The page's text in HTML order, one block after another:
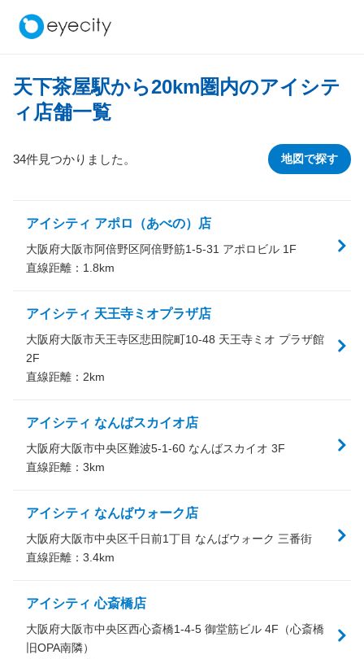
天下茶屋駅から20km圏内のアイシテ
ィ店舗一覧
地図で探す
34件見つかりました。
アイシティ アポロ（あべの）店
大阪府大阪市阿倍野区阿倍野筋1-5-31 アポロビル 1F
直線距離： 1.8km
アイシティ 天王寺ミオプラザ店
大阪府大阪市天王寺区悲田院町10-48 天王寺ミオ プラザ館
2F
直線距離： 2km
アイシティ なんばスカイオ店
大阪府大阪市中央区難波5-1-60 なんばスカイオ 3F
直線距離： 3km
アイシティ なんばウォーク店
大阪府大阪市中央区千日前1丁目 なんばウォーク 三番街
直線距離： 3.4km
アイシティ 心斎橋店
大阪府大阪市中央区西心斎橋1-4-5 御堂筋ビル 4F（心斎橋
旧OPA南隣）